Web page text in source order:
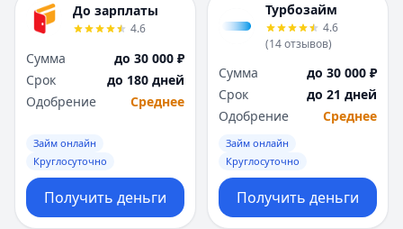
До зарплаты
4.6
Сумма
до 30 000 ₽
Срок
до 180 дней
Одобрение
Среднее
Займ онлайн
Круглосуточно
Получить деньги
Турбозайм
4.6
(14отзывов)
Сумма
до 30 000 ₽
Срок
до 21 дней
Одобрение
Среднее
Займ онлайн
Круглосуточно
Получить деньги